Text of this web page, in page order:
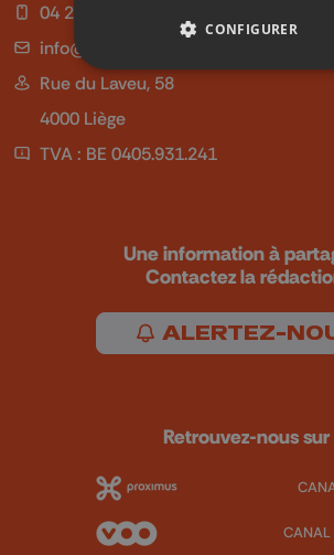
04 254 99 99
info@qu4tre.be
Rue du Laveu, 58
4000 Liège
TVA : BE 0405.931.241
Une information à
Contactez la
ALERTEZ-
Retrouvez-nous sur
CONFIGURER